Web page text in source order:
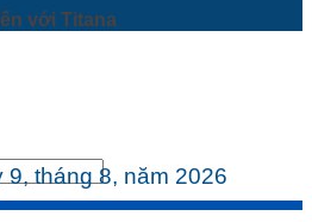
với Titana
9, tháng 8, năm 2026